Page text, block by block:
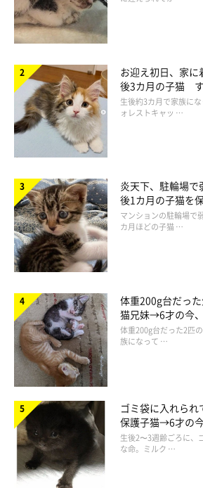
猫のいる家庭で床暖房を使用するときは、
・床にはクッションやベッドを置き、猫の
いエリアを作る
・床暖房以外の部屋への動線を確保し、猫
移動できる自由をしっかりと確保する
寒い時期に猫が家の中で安全に快適に過
らず暖房器具の使い方について今一度見直
（監修：ねこのきもち獣医師相談室 獣医
です。
※記事と写真に関連性がない場合もあり
※記事の内容は2024年11月時点の情報で
取材・文／柴田おまめ
お迎え初日、家に
後3カ月の子猫
ち着く姿に「迎え
生後約3カ月で家族に
ォレストキャッ …
炎天下、駐輪場で
後1カ月の子猫を
でツンデレなコに
マンションの駐輪場で
カ月ほどの子猫 …
体重200g台だっ
猫兄妹→6才の今
ほっこり！
体重200g台だった2匹
族になって …
ゴミ袋に入れら
保護子猫→6才の
美しい黒猫に成
生後2〜3週齢ごろに、
な命。ミルク …